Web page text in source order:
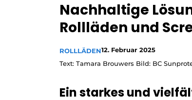
Nachhaltige
Rollläden und
ROLLLÄDEN12. Februar 2025
Text: Tamara Brouwers Bild: BC
Ein starkes und